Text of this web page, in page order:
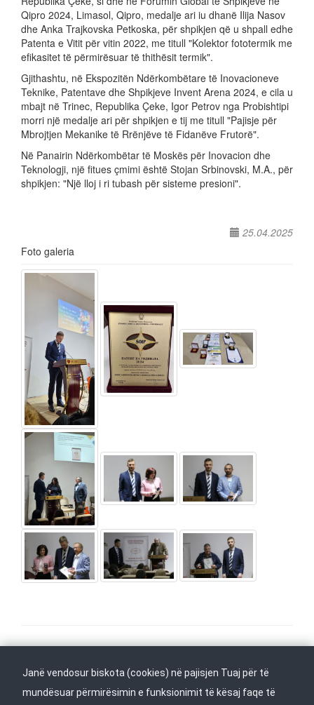
Qipro 2024, Limasol, Qipro, medalje ari iu dhanë Ilija Nasov
dhe Anka Trajkovska Petkoska, për shpikjen që u shpall edhe
Patenta e Vitit për vitin 2022, me titull "Kolektor fototermik me
efikasitet të përmirësuar të thithësit termik".
Gjithashtu, në Ekspozitën Ndërkombëtare të Inovacioneve
Teknike, Patentave dhe Shpikjeve Invent Arena 2024, e cila u
mbajt në Trinec, Republika Çeke, Igor Petrov nga Probishtipi
morri një medalje ari për shpikjen e tij me titull "Pajisje për
Mbrojtjen Mekanike të Rrënjëve të Fidanëve Frutorë".
Në Panairin Ndërkombëtar të Moskës për Inovacion dhe
Teknologji, një fitues çmimi është Stojan Srbinovski, M.A., për
shpikjen: "Një lloj i ri tubash për sisteme presioni".
25.04.2025
Foto galeria
Kthehu në fillim Na ndiqni në
Janë vendosur biskota (cookies) në pajisjen Tuaj për të
mundësuar përmirësimin e funksionimit të kësaj faqe të